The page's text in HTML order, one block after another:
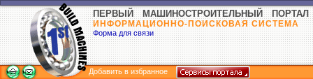
ПЕРВЫЙ МАШИНОСТРОИТЕЛЬНЫЙ ПОРТАЛ
ИНФОРМАЦИОННО-ПОИСКОВАЯ СИСТЕМА
Форма для связи
Добавить в избранное